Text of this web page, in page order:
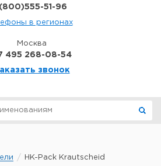
51-96
в регионах
Москва
495 268-08-54
звонок
HK-Pack Krautscheid